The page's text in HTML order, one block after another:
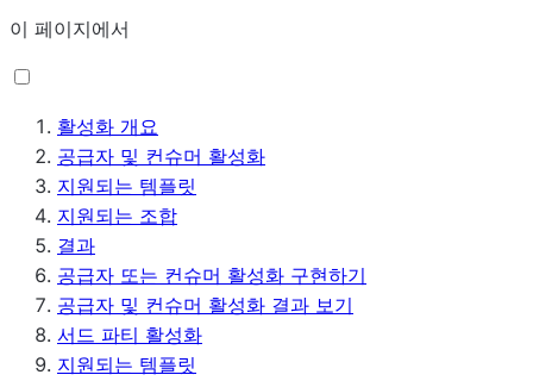
이 페이지에서
활성화 개요
공급자 및 컨슈머 활성화
지원되는 템플릿
지원되는 조합
결과
공급자 또는 컨슈머 활성화 구현하기
공급자 및 컨슈머 활성화 결과 보기
서드 파티 활성화
지원되는 템플릿